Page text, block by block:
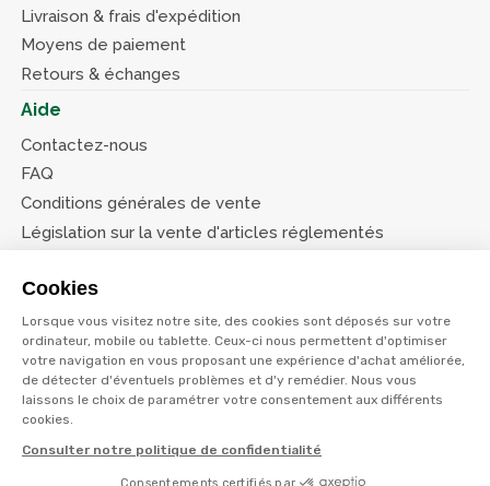
Cookies
Lorsque vous visitez notre site, des cookies sont déposés sur votre
ordinateur, mobile ou tablette. Ceux-ci nous permettent d'optimiser
votre navigation en vous proposant une expérience d'achat améliorée,
de détecter d'éventuels problèmes et d'y remédier. Nous vous
laissons le choix de paramétrer votre consentement aux différents
cookies.
Consulter notre politique de confidentialité
Consentements certifiés par
Livraison & frais d'expédition
Moyens de paiement
Retours & échanges
Aide
Contactez-nous
FAQ
Conditions générales de vente
Législation sur la vente d'articles réglementés
Conditions de nos offres
Suivez-nous
© Terres et eaux 2026
Mentions légales